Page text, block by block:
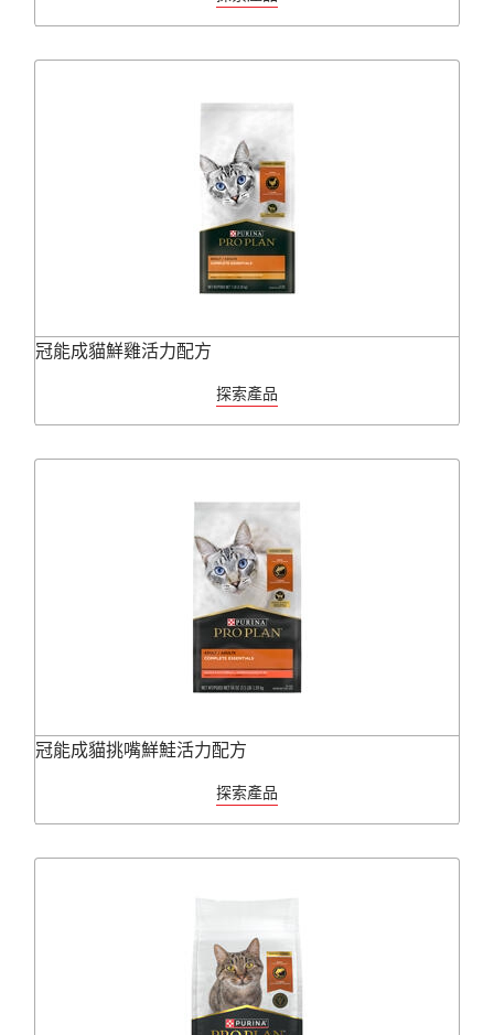
冠能成貓鮮雞活力配方
探索產品
冠能成貓挑嘴鮮鮭活力配方
探索產品